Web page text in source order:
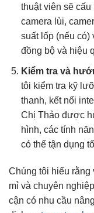
thuật viên sẽ
camera lùi,
suất lốp (nếu có)
đồng bộ và hiệu
Kiểm tra và
tôi kiểm tra kỹ
thanh, kết nối
Chị Thảo được
hình, các tính
có thể tận dụng
Chúng tôi hiểu rằng
mỉ và chuyên
cận có nhu cầu